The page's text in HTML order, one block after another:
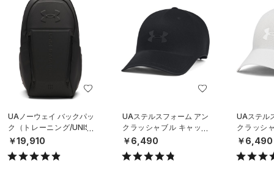
UAノーウェイ バックパッ
ク（トレーニング/UNISE
X）
￥19,910
UAステルスフォーム アン
クラッシャブル キャップ
（ライフスタイル/UNISE
￥6,490
UAステル
クラッシ
（ライフ
￥6,490